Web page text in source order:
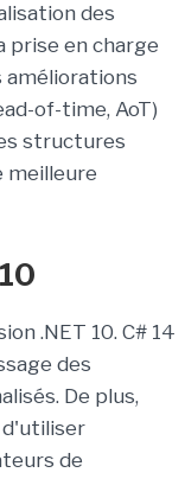
des
prise en charge
améliorations
of-time, AoT)
structures
meilleure
.NET 10. C# 14
des
De plus,
d'utiliser
de